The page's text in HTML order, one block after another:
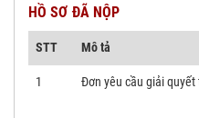
HỒ SƠ ĐÃ NỘP
STT Mô tả
1 Đơn yêu cầu giải